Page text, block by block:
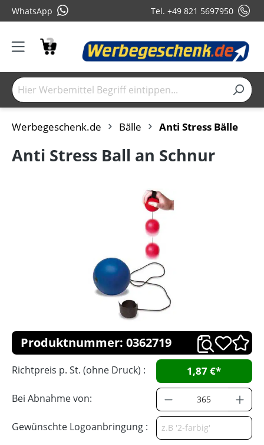
WhatsApp Tel. +49 821 5697950
Werbegeschenk.de Bälle Anti Stress Bälle
Anti Stress Ball an Schnur
Produktnummer: 0362719
Richtpreis p. St. (ohne Druck) : 1,87 €*
Bei Abnahme von:
Gewünschte Logoanbringung :